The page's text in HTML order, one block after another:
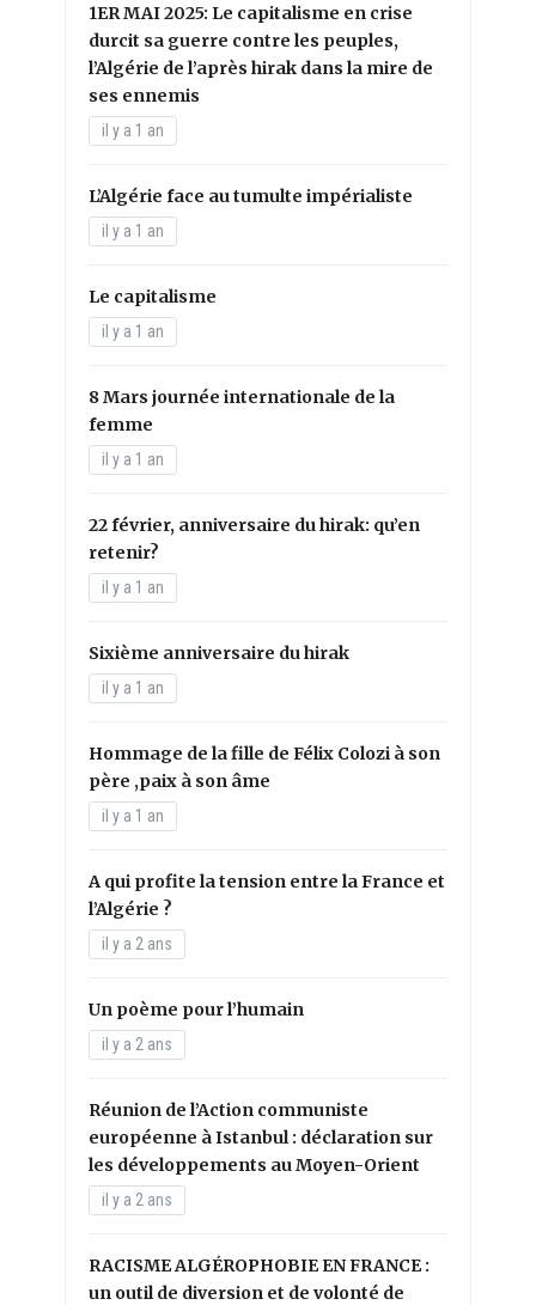
1ER MAI 2025: Le capitalisme en crise
durcit sa guerre contre les peuples,
l’Algérie de l’après hirak dans la mire de
ses ennemis
il y a 1 an
L’Algérie face au tumulte impérialiste
il y a 1 an
Le capitalisme
il y a 1 an
8 Mars journée internationale de la
femme
il y a 1 an
22 février, anniversaire du hirak: qu’en
retenir?
il y a 1 an
Sixième anniversaire du hirak
il y a 1 an
Hommage de la fille de Félix Colozi à son
père ,paix à son âme
il y a 1 an
A qui profite la tension entre la France et
l’Algérie ?
il y a 2 ans
Un poème pour l’humain
il y a 2 ans
Réunion de l’Action communiste
européenne à Istanbul : déclaration sur
les développements au Moyen-Orient
il y a 2 ans
RACISME ALGÉROPHOBIE EN FRANCE :
un outil de diversion et de volonté de